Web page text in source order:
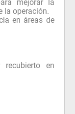
mejorar la
la operación.
en áreas de
recubierto en